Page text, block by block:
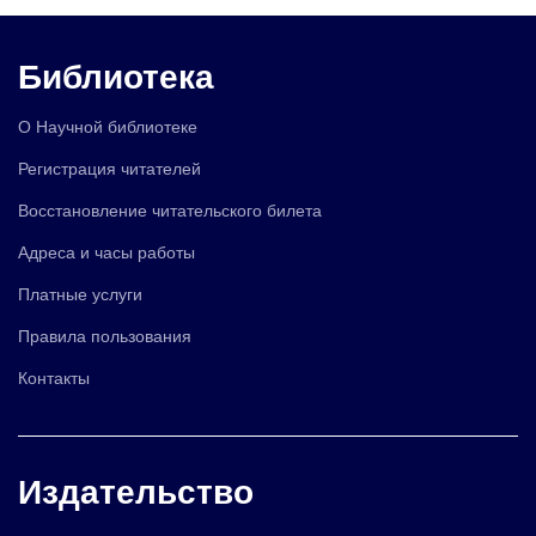
Библиотека
О Научной библиотеке
Регистрация читателей
Восстановление читательского билета
Адреса и часы работы
Платные услуги
Правила пользования
Контакты
Издательство